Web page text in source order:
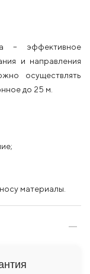
– эффективное
и направления
осуществлять
до 25 м.
материалы.